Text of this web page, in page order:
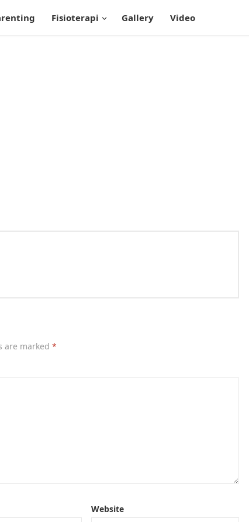
Fisioterapi Gallery Video
are marked *
Website